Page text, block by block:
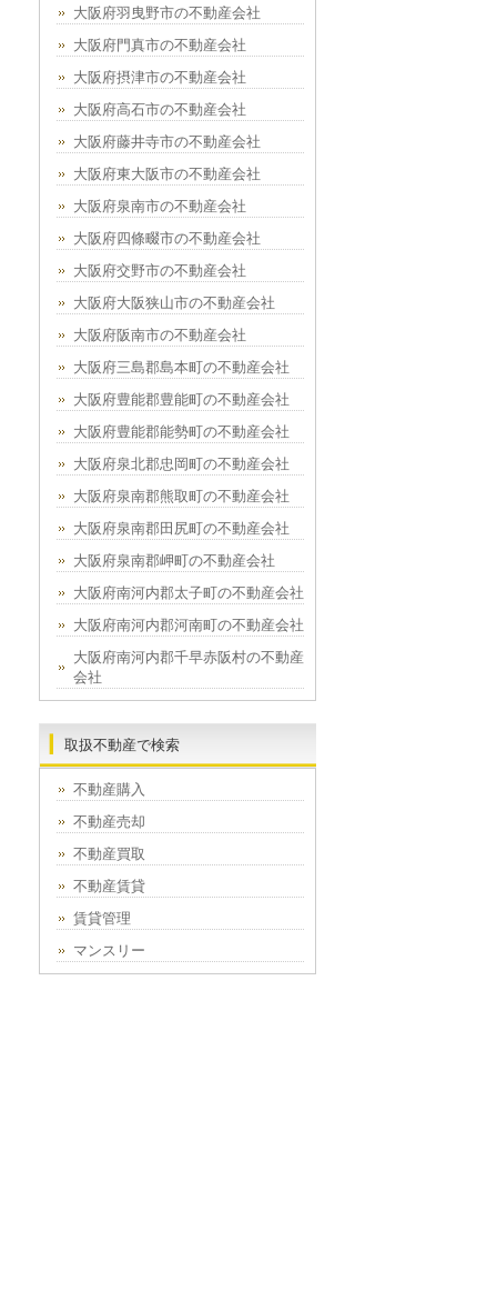
大阪府羽曳野市の不動産会社
大阪府門真市の不動産会社
大阪府摂津市の不動産会社
大阪府高石市の不動産会社
大阪府藤井寺市の不動産会社
大阪府東大阪市の不動産会社
大阪府泉南市の不動産会社
大阪府四條畷市の不動産会社
大阪府交野市の不動産会社
大阪府大阪狭山市の不動産会社
大阪府阪南市の不動産会社
大阪府三島郡島本町の不動産会社
大阪府豊能郡豊能町の不動産会社
大阪府豊能郡能勢町の不動産会社
大阪府泉北郡忠岡町の不動産会社
大阪府泉南郡熊取町の不動産会社
大阪府泉南郡田尻町の不動産会社
大阪府泉南郡岬町の不動産会社
大阪府南河内郡太子町の不動産会社
大阪府南河内郡河南町の不動産会社
大阪府南河内郡千早赤阪村の不動産
会社
取扱不動産で検索
不動産購入
不動産売却
不動産買取
不動産賃貸
賃貸管理
マンスリー